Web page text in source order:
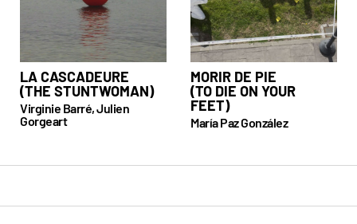
LA CASCADEURE
(THE STUNTWOMAN)
Virginie Barré, Julien
Gorgeart
MORIR DE PIE
(TO DIE ON YOUR
FEET)
María Paz González